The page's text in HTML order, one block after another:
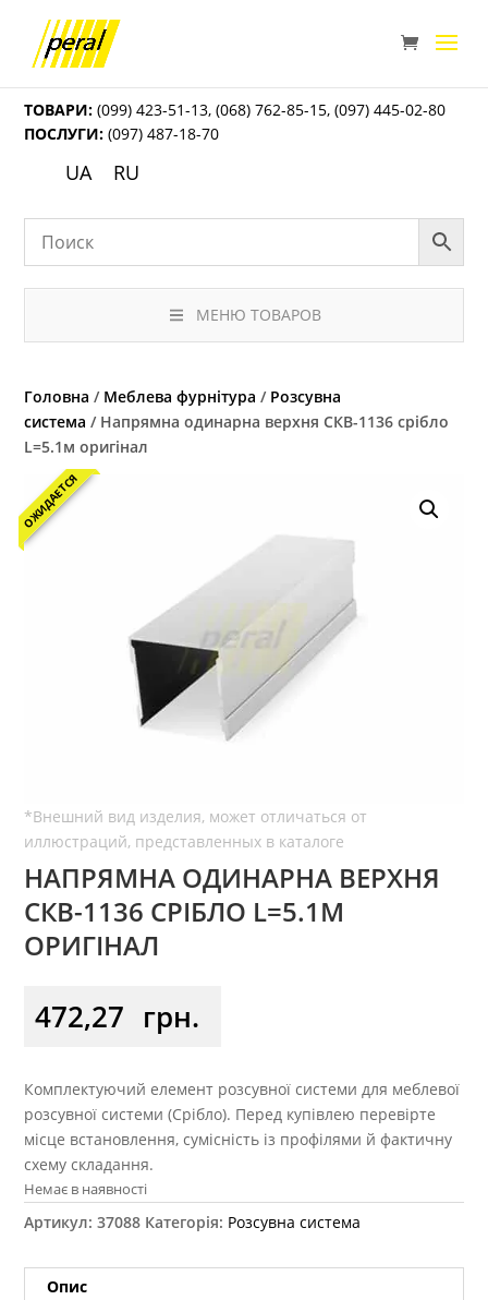
ТОВАРИ: (099) 423-51-13,(068) 762-85-15,(097) 445-02-80
ПОСЛУГИ: (097) 487-18-70
UA RU
МЕНЮ ТОВАРОВ
Головна / Меблева фурнітура / Розсувна
система / Напрямна одинарна верхня СКВ-1136 срібло
L=5.1м оригінал
ОЖИДАЕТСЯ
НАПРЯМНА ОДИНАРНА ВЕРХНЯ
СКВ-1136 СРІБЛО L=5.1М
ОРИГІНАЛ
472,27 грн.
Комплектуючий елемент розсувної системи для меблевої
розсувної системи (Срібло). Перед купівлею перевірте
місце встановлення, сумісність із профілями й фактичну
схему складання.
Немає в наявності
Артикул:37088 Категорія: Розсувна система
Опис